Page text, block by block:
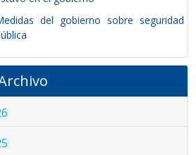
del gobierno sobre seguridad